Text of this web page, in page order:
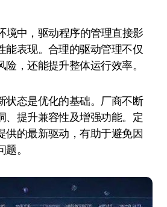
能表现。合理的驱动管理不仅
，还能提升整体运行效率。
状态是优化的基础。厂商不断
、提升兼容性及增强功能。定
供的最新驱动，有助于避免因
。